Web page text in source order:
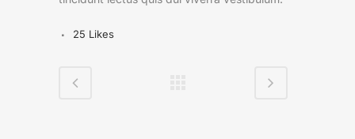
25 Likes